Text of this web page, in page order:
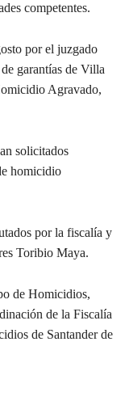
competentes.
por el juzgado
garantías de Villa
Agravado,
solicitados
homicidio
por la fiscalía y
Toribio Maya.
de Homicidios,
de la Fiscalía
de Santander de